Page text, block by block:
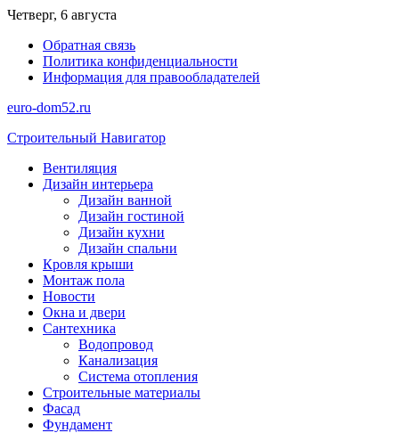
Перейти
содержимому
Четверг, 6 августа
Обратная связь
Политика конфиденциальности
Информация для правообладателей
euro-dom52.ru
Строительный Навигатор
Вентиляция
Дизайн интерьера
Дизайн ванной
Дизайн гостиной
Дизайн кухни
Дизайн спальни
Кровля крыши
Монтаж пола
Новости
Окна и двери
Сантехника
Водопровод
Канализация
Система отопления
Строительные материалы
Фасад
Фундамент